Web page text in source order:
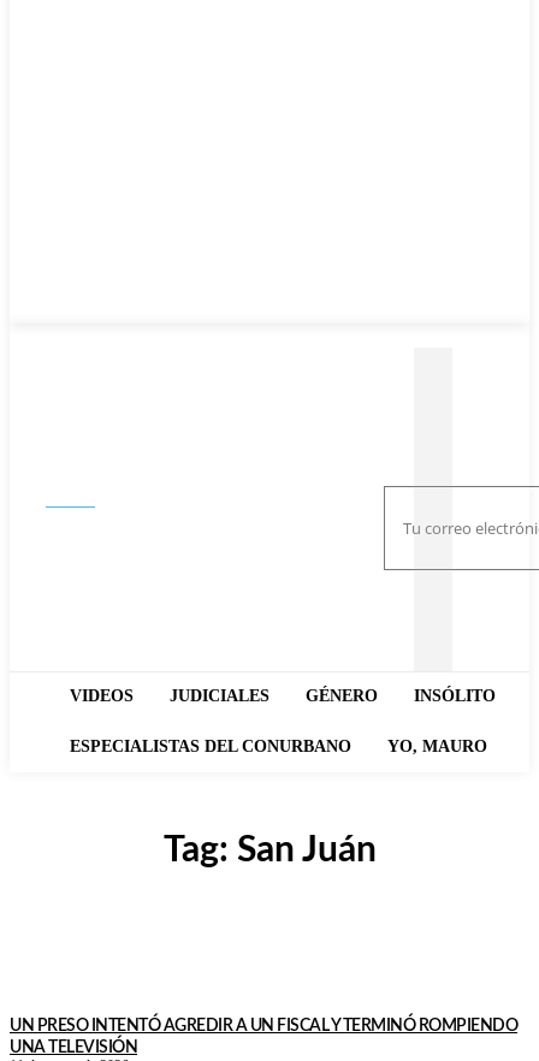
VIDEOS JUDICIALES GÉNERO INSÓLITO
ESPECIALISTAS DEL CONURBANO YO, MAURO
Tag: San Juán
UN PRESO INTENTÓ AGREDIR A UN FISCAL Y TERMINÓ ROMPIENDO
UNA TELEVISIÓN